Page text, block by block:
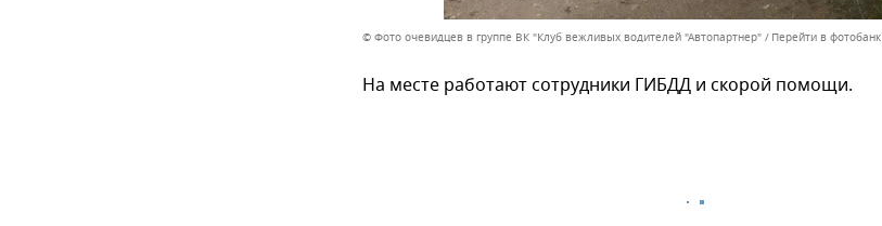
© Фото очевидцев в группе ВК "Клуб вежливых водителей "Автопартнер" Перейти в фотобанк
На месте работают сотрудники ГИБДД и скорой помощи.